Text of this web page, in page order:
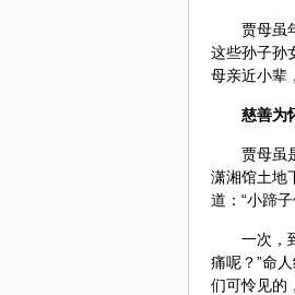
贾母虽
这些孙子孙
母亲近小辈
慈善为
贾母虽
潇湘馆土地
道：“小蹄
一次，
痛呢？”命
们可怜见的